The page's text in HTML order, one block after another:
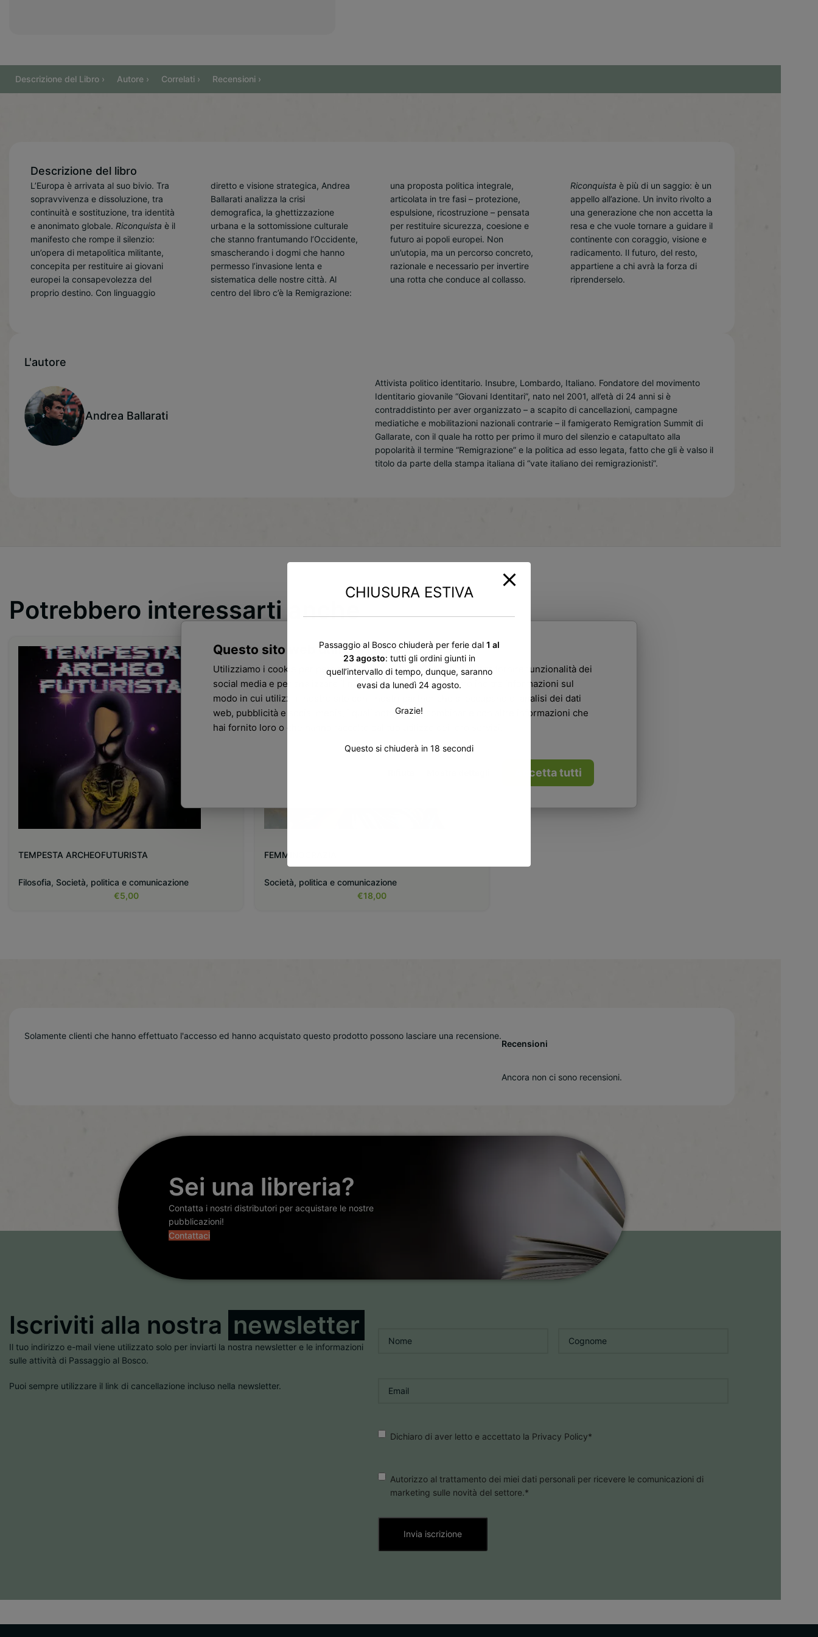
Questo sito web utilizza i cookie
Utilizziamo i cookie per personalizzare contenuti ed annunci, per fornire funzionalità dei
social media e per analizzare il nostro traffico. Condividiamo inoltre informazioni sul
modo in cui utilizzi il nostro sito con i nostri partner che si occupano di analisi dei dati
web, pubblicità e social media, i quali potrebbero combinarle con altre informazioni che
hai fornito loro o che hanno raccolto dal tuo utilizzo dei loro servizi.
Accetta tutti
Descrizione del Libro › Autore › Correlati › Recensioni ›
Descrizione del libro
L’Europa è arrivata al suo bivio. Tra
sopravvivenza e dissoluzione, tra
continuità e sostituzione, tra identità
e anonimato globale. Riconquista è il
manifesto che rompe il silenzio:
un’opera di metapolitica militante,
concepita per restituire ai giovani
europei la consapevolezza del
proprio destino. Con linguaggio
diretto e visione strategica, Andrea
Ballarati analizza la crisi
demografica, la ghettizzazione
urbana e la sottomissione culturale
che stanno frantumando l’Occidente,
smascherando i dogmi che hanno
permesso l’invasione lenta e
sistematica delle nostre città. Al
centro del libro c’è la Remigrazione:
una proposta politica integrale,
articolata in tre fasi – protezione,
espulsione, ricostruzione – pensata
per restituire sicurezza, coesione e
futuro ai popoli europei. Non
un’utopia, ma un percorso concreto,
razionale e necessario per invertire
una rotta che conduce al collasso.
Riconquista è più di un saggio: è un
appello all’azione. Un invito rivolto a
una generazione che non accetta la
resa e che vuole tornare a guidare il
continente con coraggio, visione e
radicamento. Il futuro, del resto,
appartiene a chi avrà la forza di
riprenderselo.
L'autore
Andrea Ballarati
Attivista politico identitario. Insubre, Lombardo, Italiano. Fondatore del movimento
Identitario giovanile “Giovani Identitari”, nato nel 2001, all’età di 24 anni si è
contraddistinto per aver organizzato – a scapito di cancellazioni, campagne
mediatiche e mobilitazioni nazionali contrarie – il famigerato Remigration Summit di
Gallarate, con il quale ha rotto per primo il muro del silenzio e catapultato alla
popolarità il termine “Remigrazione” e la politica ad esso legata, fatto che gli è valso il
titolo da parte della stampa italiana di “vate italiano dei remigrazionisti”.
Potrebbero interessarti anche
TEMPESTA ARCHEOFUTURISTA
Filosofia, Società, politica e comunicazione
€5,00
FEMMINOCRAZIA
Società, politica e comunicazione
€18,00
Recensioni
Ancora non ci sono recensioni.
Solamente clienti che hanno effettuato l'accesso ed hanno acquistato questo prodotto possono lasciare una recensione.
Sei una libreria?
Contatta i nostri distributori per acquistare le nostre
pubblicazioni!
Contattaci
Iscriviti alla nostra newsletter
Il tuo indirizzo e-mail viene utilizzato solo per inviarti la nostra newsletter e le informazioni
sulle attività di Passaggio al Bosco.
Puoi sempre utilizzare il link di cancellazione incluso nella newsletter.
Consenso*
Dichiaro di aver letto e accettato la Privacy Policy*
Consenso
Marketing*
Autorizzo al trattamento dei miei dati personali per ricevere le comunicazioni di
marketing sulle novità del settore.*
CHIUSURA ESTIVA
Passaggio al Bosco chiuderà per ferie dal 1 al
23 agosto: tutti gli ordini giunti in
quell’intervallo di tempo, dunque, saranno
evasi da lunedì 24 agosto.
Grazie!
Questo si chiuderà in17 secondi